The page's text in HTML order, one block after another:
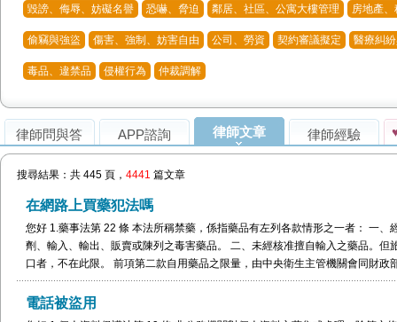
毀謗、侮辱、妨礙名譽 恐嚇、脅迫 鄰居、社區、公寓大樓管理 房地產、
偷竊與強盜 傷害、強制、妨害自由 公司、勞資 契約審議擬定 醫療糾
毒品、違禁品 侵權行為 仲裁調解
律師問與答 APP諮詢 律師文章 律師經驗
搜尋結果：共 445 頁，4441 篇文章
在網路上買藥犯法嗎
您好 1.藥事法第 22 條 本法所稱禁藥，係指藥品有左列各款情形之一者： 一、
劑、輸入、輸出、販賣或陳列之毒害藥品。 二、未經核准擅自輸入之藥品。但
口者，不在此限。 前項第二款自用藥品之限量，由中央衛生主管機關會同財
相類似之案例，相關細節可持資料與本所進一步討論。 鴻達法律事務所 電話
電話被盜用